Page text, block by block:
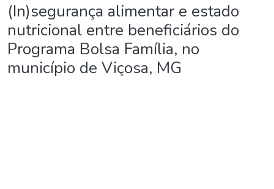
(In)segurança alimentar e estado
nutricional entre beneficiários do
Programa Bolsa Família, no
município de Viçosa, MG